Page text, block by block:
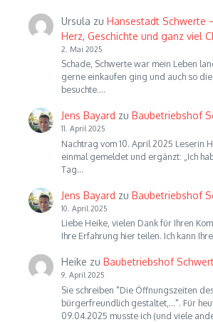
Ursula zu Hansestadt Schwerte
Herz, Geschichte und ganz viel
2. Mai 2025
Schade, Schwerte war mein Leben
gerne einkaufen ging und auch so
besuchte.…
Jens Bayard zu Baubetriebshof
11. April 2025
Nachtrag vom 10. April 2025 Leserin
einmal gemeldet und ergänzt: „Ich
Tag…
Jens Bayard zu Baubetriebshof
10. April 2025
Liebe Heike, vielen Dank für Ihren
Ihre Erfahrung hier teilen. Ich kann
Heike zu Baubetriebshof
9. April 2025
Sie schreiben "Die Öffnungszeiten
bürgerfreundlich gestaltet,...". Für
09.04.2025 musste ich (und viele